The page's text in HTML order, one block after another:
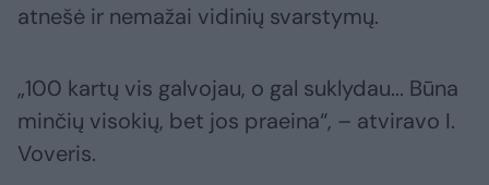
atnešė ir nemažai vidinių svarstymų.
„100 kartų vis galvojau, o gal suklydau... Būna
minčių visokių, bet jos praeina“, – atviravo I.
Voveris.